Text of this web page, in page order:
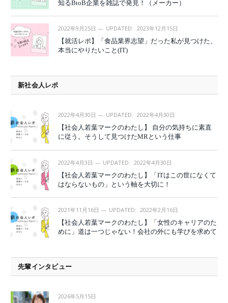
知るBtoB企業を雑誌で発見！（メーカー）
2022年9月25日 UPDATED: 2023年12月15日
【就活レポ】「食品業界志望」だった私が見つけた、
本当にやりたいこと(IT)
新社会人レポ
2022年4月30日 UPDATED: 2022年4月30日
【社会人若葉マークのわたし】 自分の気持ちに素直
に従う。そうして見つけたMRという仕事
2022年4月3日 UPDATED: 2022年4月30日
【社会人若葉マークのわたし】「ITはこの世になくて
はならないもの」という軸を大切に！
2021年11月16日 UPDATED: 2022年2月16日
【社会人若葉マークのわたし】「女性のキャリアのた
めに」道は一つじゃない！会社の外にも学びを求めて
先輩インタビュー
2026年5月15日